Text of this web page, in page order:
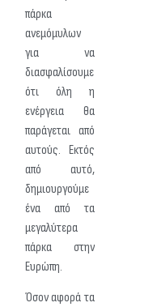
πάρκα
ανεμόμυλων
για να
διασφαλίσουμε
ότι όλη η
ενέργεια θα
παράγεται από
αυτούς. Εκτός
από αυτό,
δημιουργούμε
ένα από τα
μεγαλύτερα
πάρκα στην
Ευρώπη.
Όσον αφορά τα